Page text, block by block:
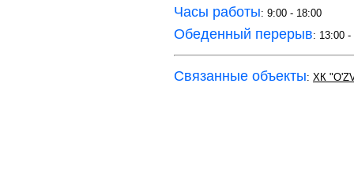
Часы работы: 9:00 - 18:00
Обеденный перерыв: 13:00 -
Связанные объекты: ХК